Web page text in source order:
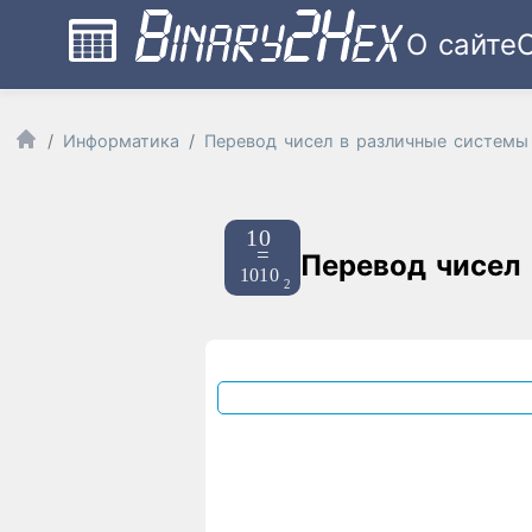
О сайте
Информатика Перевод чисел в различные системы
Перевод